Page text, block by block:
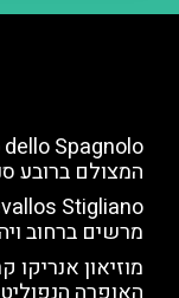
המצולם ברובע
מרשים ברחוב
מוזיאון אנריקו